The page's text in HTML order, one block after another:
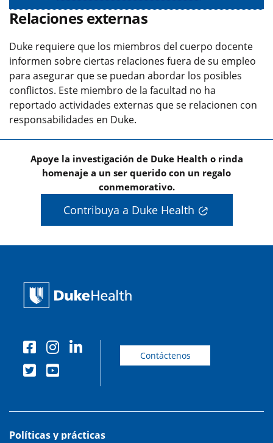
Relaciones externas
Duke requiere que los miembros del cuerpo docente
informen sobre ciertas relaciones fuera de su empleo
para asegurar que se puedan abordar los posibles
conflictos. Este miembro de la facultad no ha
reportado actividades externas que se relacionen con
responsabilidades en Duke.
Apoye la investigación de Duke Health o rinda
homenaje a un ser querido con un regalo
conmemorativo.
Contribuya a Duke Health
Contáctenos
Políticas y prácticas